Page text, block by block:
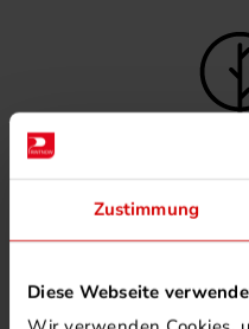
Zustimmung
Diese Webseite
FSC ®